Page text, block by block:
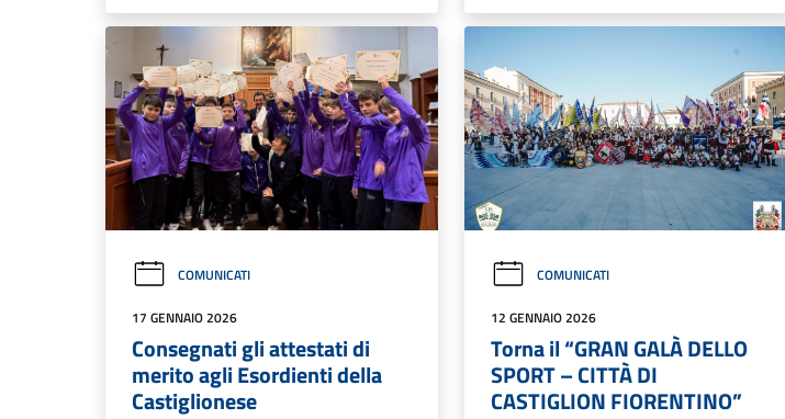
COMUNICATI
17 GENNAIO 2026
Consegnati gli attestati di
merito agli Esordienti della
Castiglionese
COMUNICATI
12 GENNAIO 2026
Torna il “GRAN GALÀ DELLO
SPORT – CITTÀ DI
CASTIGLION FIORENTINO”